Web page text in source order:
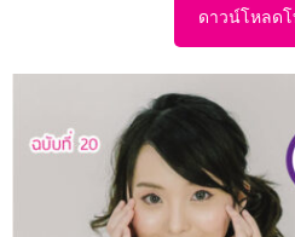
ดาวน์โหลด